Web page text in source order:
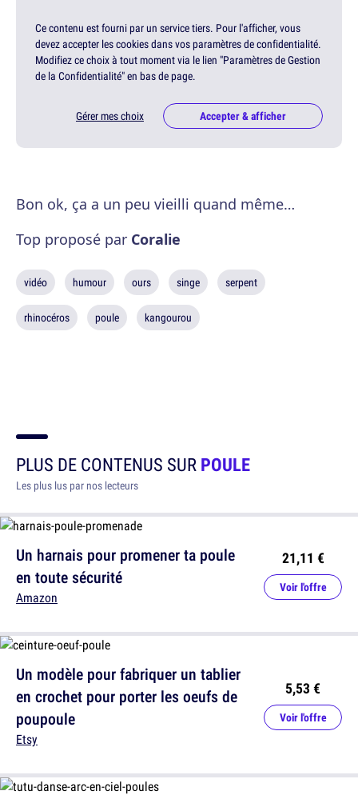
Ce contenu est fourni par un service tiers. Pour l'afficher, vous
devez accepter les cookies dans vos paramètres de confidentialité.
Modifiez ce choix à tout moment via le lien "Paramètres de Gestion
de la Confidentialité" en bas de page.
Gérer mes choix Accepter & afficher
Bon ok, ça a un peu vieilli quand même…
Top proposé par Coralie
vidéo humour ours singe serpent
rhinocéros poule kangourou
PLUS DE CONTENUS SURPOULE
Les plus lus par nos lecteurs
Un harnais pour promener ta poule
en toute sécurité
Amazon
21,11 €
Voir l'offre
Un modèle pour fabriquer un tablier
en crochet pour porter les oeufs de
poupoule
Etsy
5,53 €
Voir l'offre